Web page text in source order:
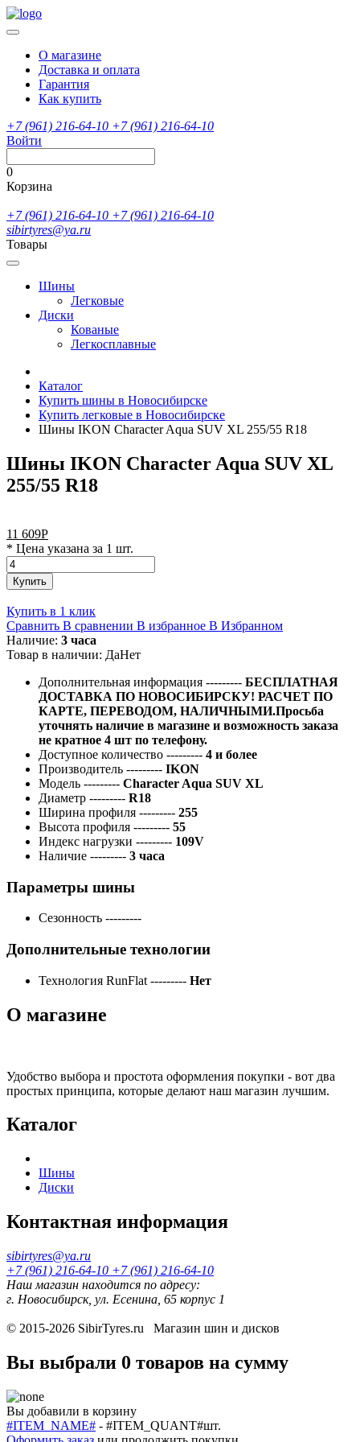
О магазине
Доставка и оплата
Гарантия
Как купить
+7 (961) 216-64-10 +7 (961) 216-64-10
Войти
0
Корзина
+7 (961) 216-64-10 +7 (961) 216-64-10
sibirtyres@ya.ru
Товары
Шины
Легковые
Диски
Кованые
Легкосплавные
Каталог
Купить шины в Новосибирске
Купить легковые в Новосибирске
Шины IKON Character Aqua SUV XL 255/55 R18
Шины IKON Character Aqua SUV XL
255/55 R18
11 609Р
* Цена указана за 1 шт.
Купить
Купить в 1 клик
Сравнить В сравнении В избранное В Избранном
Наличие: 3 часа
Товар в наличии: ДаНет
Дополнительная информация --------- БЕСПЛАТНАЯ
ДОСТАВКА ПО НОВОСИБИРСКУ! РАСЧЕТ ПО
КАРТЕ, ПЕРЕВОДОМ, НАЛИЧНЫМИ.Просьба
уточнять наличие в магазине и возможность заказа
не кратное 4 шт по телефону.
Доступное количество --------- 4 и более
Производитель --------- IKON
Модель --------- Character Aqua SUV XL
Диаметр --------- R18
Ширина профиля --------- 255
Высота профиля --------- 55
Индекс нагрузки --------- 109V
Наличие --------- 3 часа
Параметры шины
Сезонность ---------
Дополнительные технологии
Технология RunFlat --------- Нет
О магазине
Удобство выбора и простота оформления покупки - вот два
простых принципа, которые делают наш магазин лучшим.
Каталог
Шины
Диски
Контактная информация
sibirtyres@ya.ru
+7 (961) 216-64-10 +7 (961) 216-64-10
Наш магазин находится по адресу:
г. Новосибирск, ул. Есенина, 65 корпус 1
© 2015-2026 SibirTyres.ru Магазин шин и дисков
Вы выбрали 0 товаров на сумму
Вы добавили в корзину
#ITEM_NAME# - #ITEM_QUANT#шт.